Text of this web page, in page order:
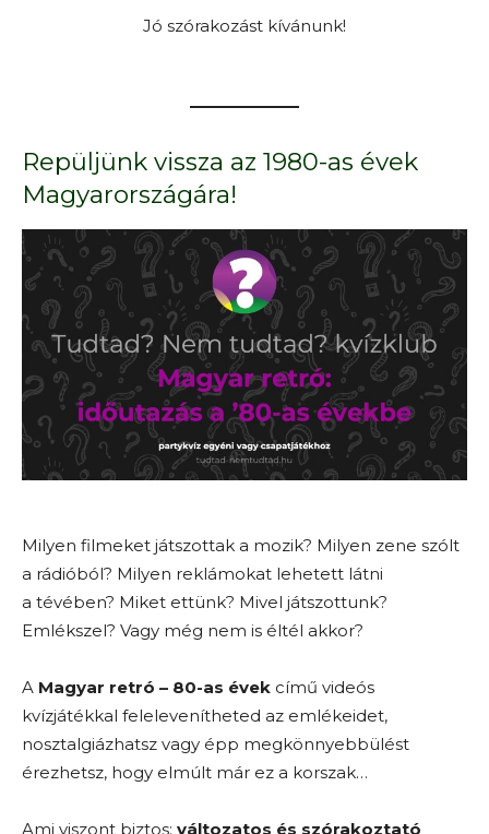
Jó szórakozást kívánunk!
Repüljünk vissza az 1980-as évek
Magyarországára!
Milyen filmeket játszottak a mozik? Milyen zene szólt
a rádióból? Milyen reklámokat lehetett látni
a tévében? Miket ettünk? Mivel játszottunk?
Emlékszel? Vagy még nem is éltél akkor?
A Magyar retró – 80-as évek című videós
kvízjátékkal felelevenítheted az emlékeidet,
nosztalgiázhatsz vagy épp megkönnyebbülést
érezhetsz, hogy elmúlt már ez a korszak…
Ami viszont biztos: változatos és szórakoztató